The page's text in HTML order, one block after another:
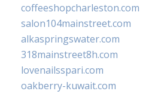
coffeeshopcharleston.com
salon104mainstreet.com
alkaspringswater.com
318mainstreet8h.com
lovenailsspari.com
oakberry-kuwait.com